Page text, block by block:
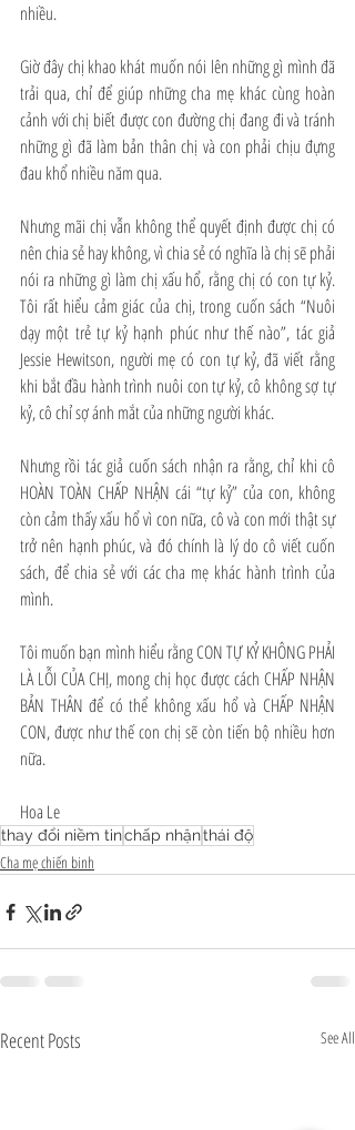
nhiều.
Giờ đây chị khao khát muốn nói lên những gì mình đã
trải qua, chỉ để giúp những cha mẹ khác cùng hoàn
cảnh với chị biết được con đường chị đang đi và tránh
những gì đã làm bản thân chị và con phải chịu đựng
đau khổ nhiều năm qua.
Nhưng mãi chị vẫn không thể quyết định được chị có
nên chia sẻ hay không, vì chia sẻ có nghĩa là chị sẽ phải
nói ra những gì làm chị xấu hổ, rằng chị có con tự kỷ.
Tôi rất hiểu cảm giác của chị, trong cuốn sách “Nuôi
dạy một trẻ tự kỷ hạnh phúc như thế nào”, tác giả
Jessie Hewitson, người mẹ có con tự kỷ, đã viết rằng
khi bắt đầu hành trình nuôi con tự kỷ, cô không sợ tự
kỷ, cô chỉ sợ ánh mắt của những người khác.
Nhưng rồi tác giả cuốn sách nhận ra rằng, chỉ khi cô
HOÀN TOÀN CHẤP NHẬN cái “tự kỷ” của con, không
còn cảm thấy xấu hổ vì con nữa, cô và con mới thật sự
trở nên hạnh phúc, và đó chính là lý do cô viết cuốn
sách, để chia sẻ với các cha mẹ khác hành trình của
mình.
Tôi muốn bạn mình hiểu rằng CON TỰ KỶ KHÔNG PHẢI
LÀ LỖI CỦA CHỊ, mong chị học được cách CHẤP NHẬN
BẢN THÂN để có thể không xấu hổ và CHẤP NHẬN
CON, được như thế con chị sẽ còn tiến bộ nhiều hơn
nữa.
Hoa Le
thay đổi niềm tinchấp nhậnthái độ
Cha mẹ chiến binh
Recent Posts See All